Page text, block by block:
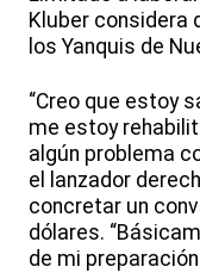
Kluber considera
los Yanquis de
“Creo que estoy
me estoy
algún problema
el lanzador
concretar un
dólares.
de mi